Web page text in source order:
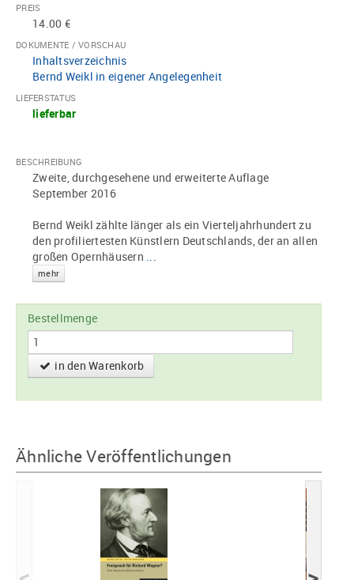
PREIS
14.00 €
DOKUMENTE / VORSCHAU
Inhaltsverzeichnis
Bernd Weikl in eigener Angelegenheit
LIEFERSTATUS
lieferbar
BESCHREIBUNG
Zweite, durchgesehene und erweiterte Auflage
September 2016
Bernd Weikl zählte länger als ein Vierteljahrhundert zu
den profiliertesten Künstlern Deutschlands, der an allen
großen Opernhäusern ...
mehr
Bestellmenge
in den Warenkorb
Ähnliche Veröffentlichungen